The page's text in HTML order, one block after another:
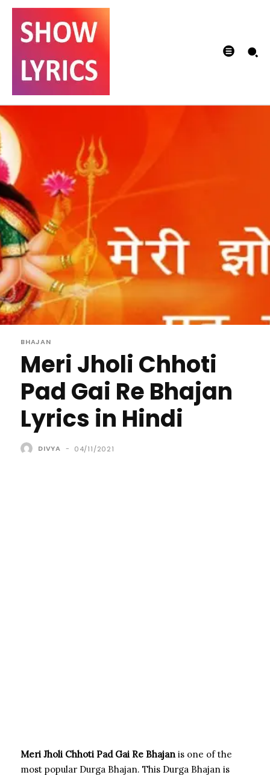
BHAJAN
Meri Jholi Chhoti
Pad Gai Re Bhajan
Lyrics in Hindi
DIVYA - 04/11/2021
Meri Jholi Chhoti Pad Gai Re Bhajan is one of the
most popular Durga Bhajan. This Durga Bhajan is